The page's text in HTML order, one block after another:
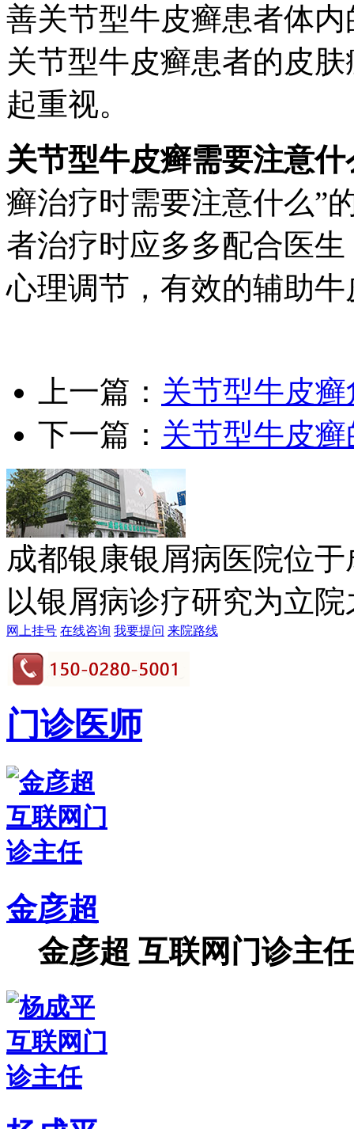
善关节型牛皮癣患者体
关节型牛皮癣患者的皮
起重视。
关节型牛皮癣需要注意什
癣治疗时需要注意什么”
者治疗时应多多配合医
心理调节，有效的辅助
上一篇： 关节型牛皮
下一篇： 关节型牛皮
成都银康银屑病医院位
以银屑病诊疗研究为立院
网上挂号 在线咨询 我要提问 来院路线
门诊医师
金彦超
金彦超 互联网门诊主